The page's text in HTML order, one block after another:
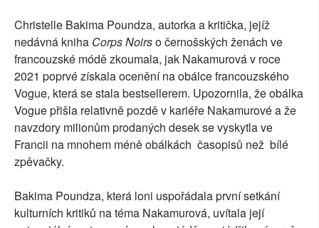
Christelle Bakima Poundza, autorka a kritička, jejíž
nedávná kniha Corps Noirso černošských ženách ve
francouzské módě zkoumala, jak Nakamurová v roce
2021 poprvé získala ocenění na obálce francouzského
Vogue, která se stala bestsellerem. Upozornila, že obálka
Vogue přišla relativně pozdě v kariéře Nakamurové a že
navzdory milionům prodaných desek se vyskytla ve
Francii na mnohem méně obálkách časopisů než bílé
zpěvačky.
Bakima Poundza, která loni uspořádala první setkání
kulturních kritiků na téma Nakamurová, uvítala její